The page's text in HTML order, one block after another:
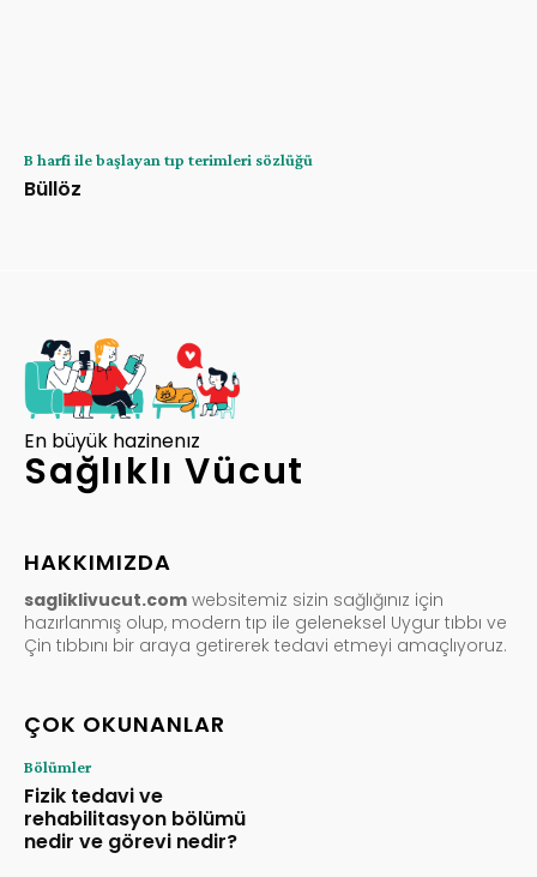
B harfi ile başlayan tıp terimleri sözlüğü
Büllöz
En büyük hazinenız
Sağlıklı Vücut
HAKKIMIZDA
sagliklivucut.com websitemiz sizin sağlığınız için
hazırlanmış olup, modern tıp ile geleneksel Uygur tıbbı ve
Çin tıbbını bir araya getirerek tedavi etmeyi amaçlıyoruz.
ÇOK OKUNANLAR
Bölümler
Fizik tedavi ve
rehabilitasyon bölümü
nedir ve görevi nedir?